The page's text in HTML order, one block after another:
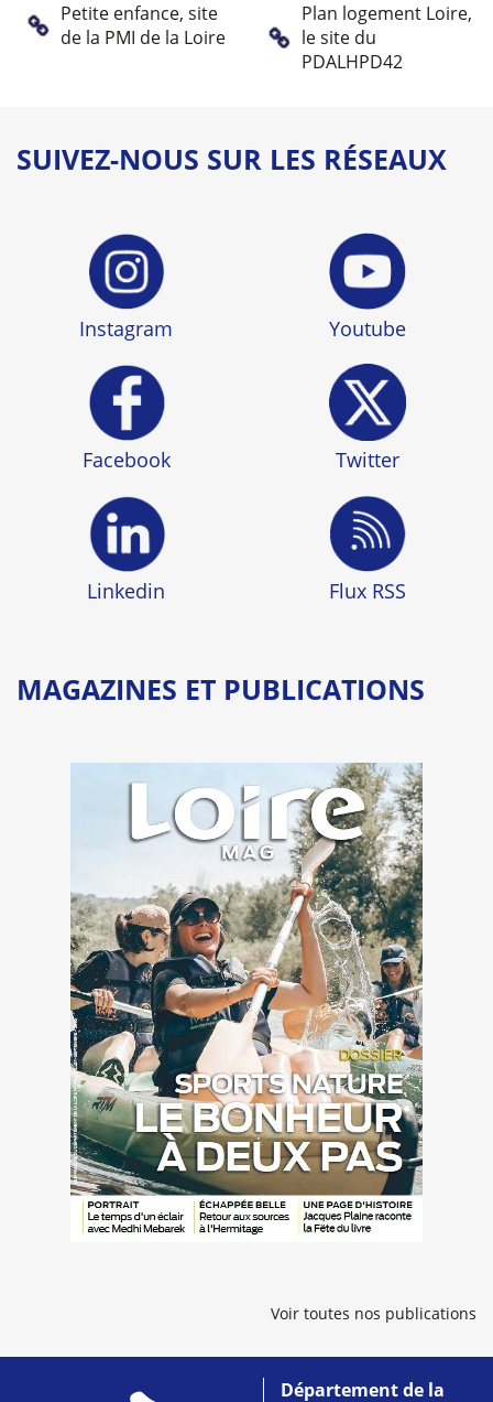
Petite enfance, site
de la PMI de la Loire
Plan logement Loire,
le site du
PDALHPD42
SUIVEZ-NOUS SUR LES RÉSEAUX
Instagram Youtube
Facebook Twitter
Linkedin Flux RSS
MAGAZINES ET PUBLICATIONS
Voir toutes nos publications
Département de la